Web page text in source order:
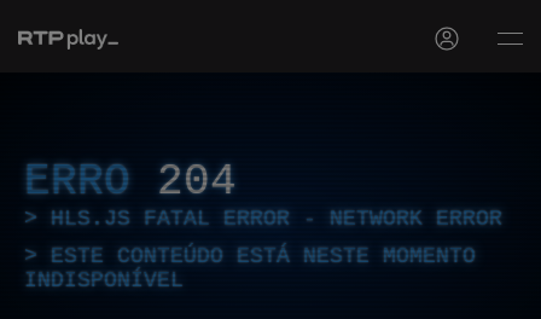
ERRO 204
HLS.JS FATAL ERROR - NETWORK ERROR
ESTE CONTEÚDO ESTÁ NESTE MOMENTO
INDISPONÍVEL